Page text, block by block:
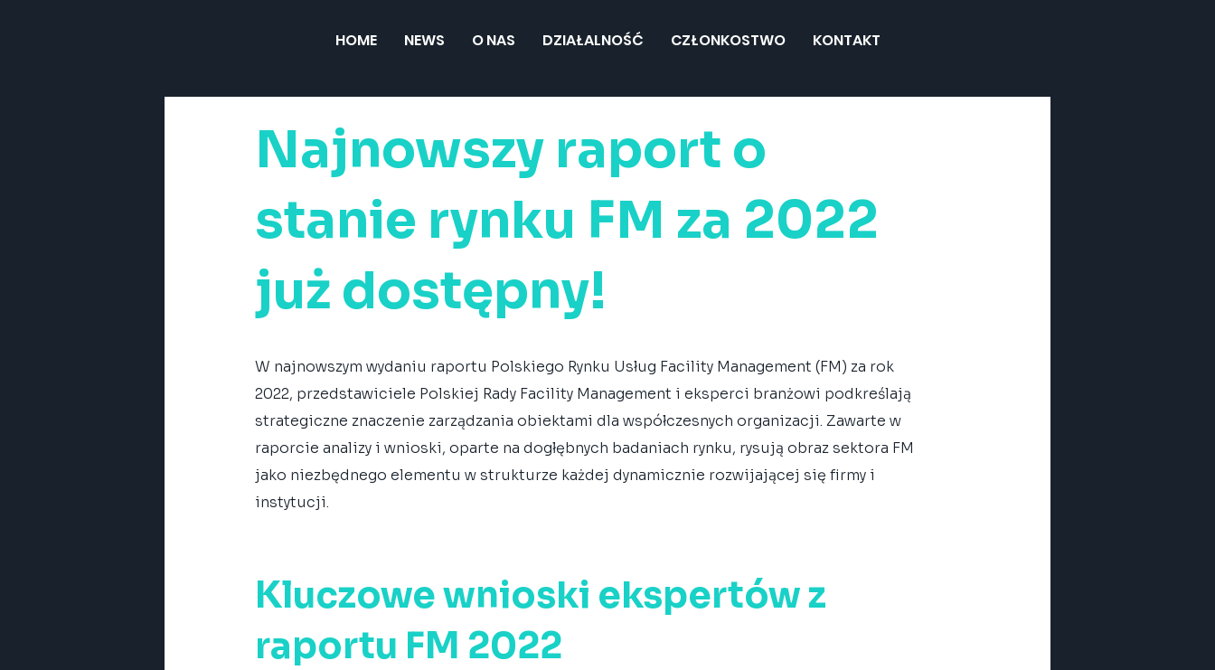
HOME NEWS O NAS DZIAŁALNOŚĆ CZŁONKOSTWO KONTAKT
Najnowszy raport o
stanie rynku FM za 2022
już dostępny!
W najnowszym wydaniu raportu Polskiego Rynku Usług Facility Management (FM) za rok
2022, przedstawiciele Polskiej Rady Facility Management i eksperci branżowi podkreślają
strategiczne znaczenie zarządzania obiektami dla współczesnych organizacji. Zawarte w
raporcie analizy i wnioski, oparte na dogłębnych badaniach rynku, rysują obraz sektora FM
jako niezbędnego elementu w strukturze każdej dynamicznie rozwijającej się firmy i
instytucji.
Kluczowe wnioski ekspertów z
raportu FM 2022